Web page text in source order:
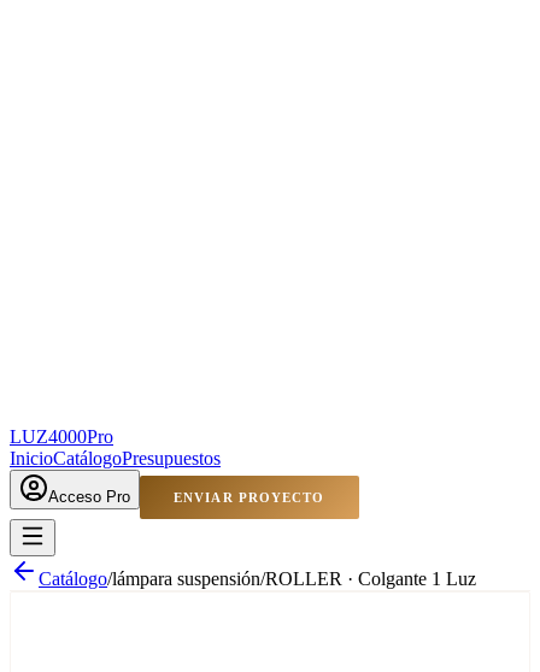
LUZ4000Pro
InicioCatálogoPresupuestos
Acceso Pro ENVIAR PROYECTO
Catálogo/lámpara suspensión/ROLLER · Colgante 1 Luz